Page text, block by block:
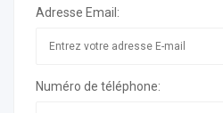
Adresse Email:
Numéro de téléphone: